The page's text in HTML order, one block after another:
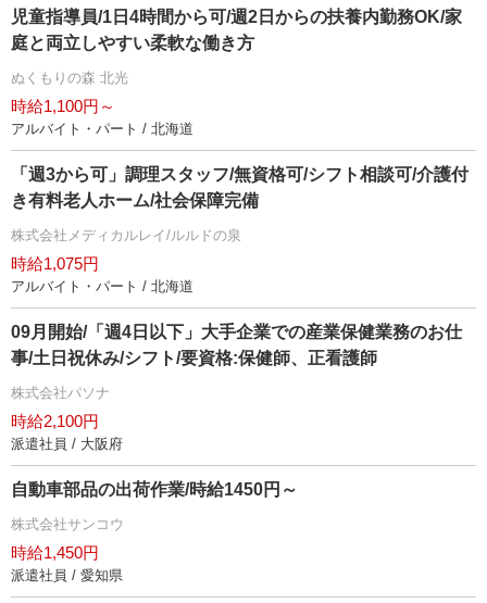
児童指導員/1日4時間から可/週2日からの扶養内勤務OK/家
庭と両立しやすい柔軟な働き方
ぬくもりの森 北光
時給1,100円～
アルバイト・パート / 北海道
「週3から可」調理スタッフ/無資格可/シフト相談可/介護付
き有料老人ホーム/社会保障完備
株式会社メディカルレイ/ルルドの泉
時給1,075円
アルバイト・パート / 北海道
09月開始/「週4日以下」大手企業での産業保健業務のお仕
事/土日祝休み/シフト/要資格:保健師、正看護師
株式会社パソナ
時給2,100円
派遣社員 / 大阪府
自動車部品の出荷作業/時給1450円～
株式会社サンコウ
時給1,450円
派遣社員 / 愛知県